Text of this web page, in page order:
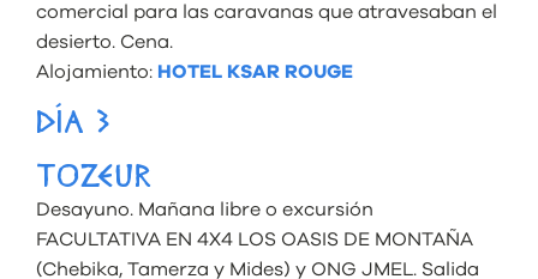
comercial para las caravanas que atravesaban el
desierto. Cena.
Alojamiento: HOTEL KSAR ROUGE
DÍA 3
TOZEUR
Desayuno. Mañana libre o excursión
FACULTATIVA EN 4X4 LOS OASIS DE MONTAÑA
(Chebika, Tamerza y Mides) y ONG JMEL. Salida